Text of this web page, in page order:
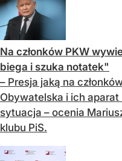
Na członków PKW
biega i szuka notatek"
– Presja jaką na
Obywatelska i ich
sytuacja – ocenia
klubu PiS.